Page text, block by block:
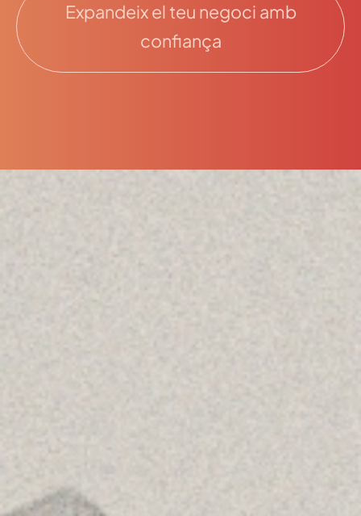
Expandeix el teu negoci amb
confiança